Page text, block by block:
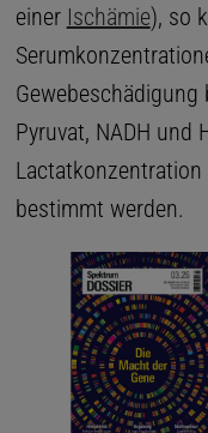
einer Ischämie), so
Pyruvat, NADH und
bestimmt werden.